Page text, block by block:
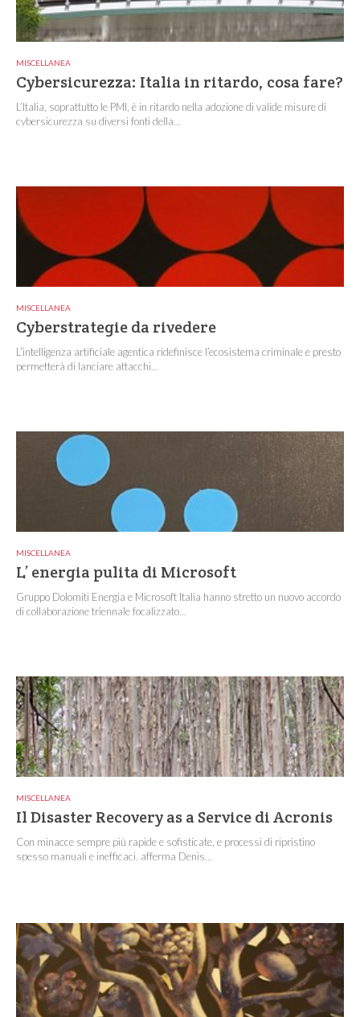
MISCELLANEA
Cybersicurezza: Italia in ritardo, cosa fare?
L’Italia, soprattutto le PMI, è in ritardo nella adozione di valide misure di
cybersicurezza su diversi fonti della...
MISCELLANEA
Cyberstrategie da rivedere
L’intelligenza artificiale agentica ridefinisce l’ecosistema criminale e presto
permetterà di lanciare attacchi...
MISCELLANEA
L’ energia pulita di Microsoft
Gruppo Dolomiti Energia e Microsoft Italia hanno stretto un nuovo accordo
di collaborazione triennale focalizzato...
MISCELLANEA
Il Disaster Recovery as a Service di Acronis
Con minacce sempre più rapide e sofisticate, e processi di ripristino
spesso manuali e inefficaci, afferma Denis...